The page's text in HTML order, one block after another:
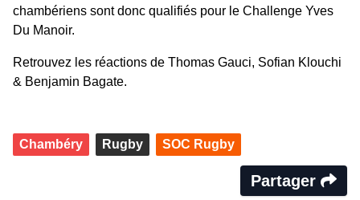
chambériens sont donc qualifiés pour le Challenge Yves
Du Manoir.
Retrouvez les réactions de Thomas Gauci, Sofian Klouchi
& Benjamin Bagate.
Chambéry Rugby SOC Rugby
Partager